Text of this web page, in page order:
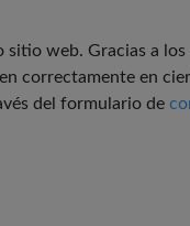
sitio web. Gracias a
correctamente en
del formulario de